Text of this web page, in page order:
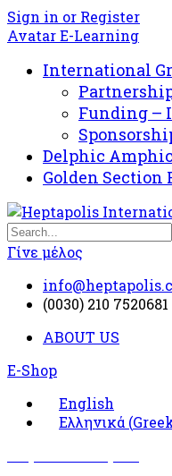
Sign in or Register
Avatar E-Learning
International
Funding –
Delphic
Golden Section
Γίνε μέλος
(0030) 210 7520681
ABOUT US
E-Shop
English
Ελληνικά (